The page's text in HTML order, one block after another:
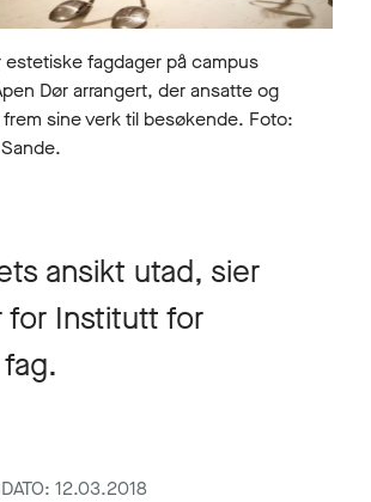
estetiske fagdager på campus
Dør arrangert, der ansatte og
sine verk til besøkende. Foto:
ansikt utad, sier
for Institutt for
12.03.2018